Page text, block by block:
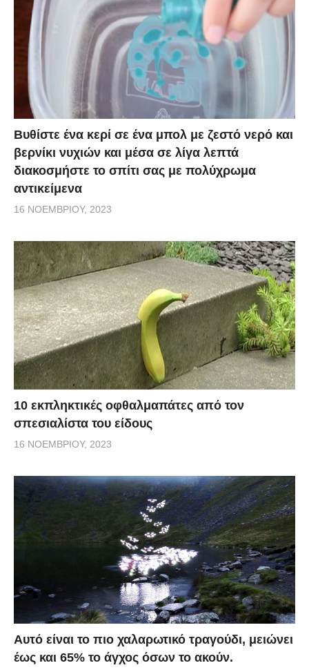
Βυθίστε ένα κερί σε ένα μπολ με ζεστό νερό και
βερνίκι νυχιών και μέσα σε λίγα λεπτά
διακοσμήστε το σπίτι σας με πολύχρωμα
αντικείμενα
16 ΝΟΕΜΒΡΊΟΥ, 2023
10 εκπληκτικές οφθαλμαπάτες από τον
σπεσιαλίστα του είδους
16 ΝΟΕΜΒΡΊΟΥ, 2023
Αυτό είναι το πιο χαλαρωτικό τραγούδι, μειώνει
έως και 65% το άγχος όσων το ακούν.